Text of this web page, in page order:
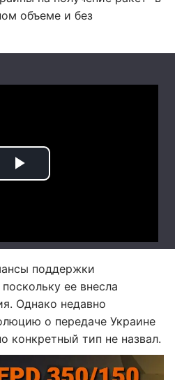
объеме и без
поддержки
ее внесла
Однако недавно
о передаче Украине
конкретный тип не назвал.